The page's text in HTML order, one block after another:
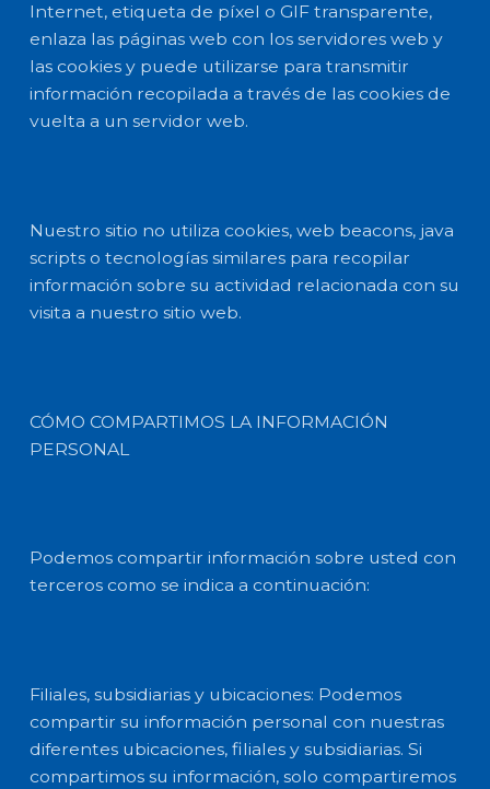
Internet, etiqueta de píxel o GIF transparente,
enlaza las páginas web con los servidores web y
las cookies y puede utilizarse para transmitir
información recopilada a través de las cookies de
vuelta a un servidor web.
Nuestro sitio no utiliza cookies, web beacons, java
scripts o tecnologías similares para recopilar
información sobre su actividad relacionada con su
visita a nuestro sitio web.
CÓMO COMPARTIMOS LA INFORMACIÓN
PERSONAL
Podemos compartir información sobre usted con
terceros como se indica a continuación:
Filiales, subsidiarias y ubicaciones: Podemos
compartir su información personal con nuestras
diferentes ubicaciones, filiales y subsidiarias. Si
compartimos su información, solo compartiremos